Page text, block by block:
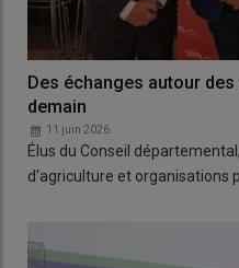
Des échanges autour
demain
11 juin 2026
Élus du Conseil
d'agriculture et organisations